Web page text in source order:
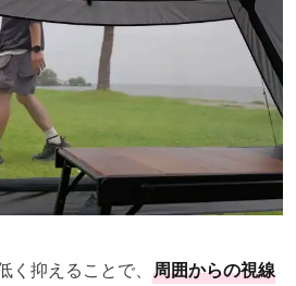
抑えることで、 周囲からの視線